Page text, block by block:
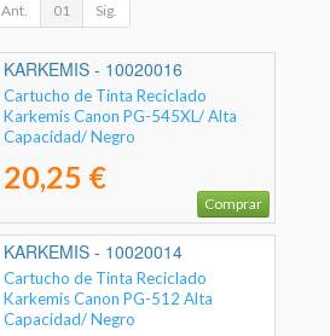
Ant. 01 Sig.
KARKEMIS - 10020016
Cartucho de Tinta Reciclado
Karkemis Canon PG-545XL/ Alta
Capacidad/ Negro
20,25 €
Comprar
KARKEMIS - 10020014
Cartucho de Tinta Reciclado
Karkemis Canon PG-512 Alta
Capacidad/ Negro